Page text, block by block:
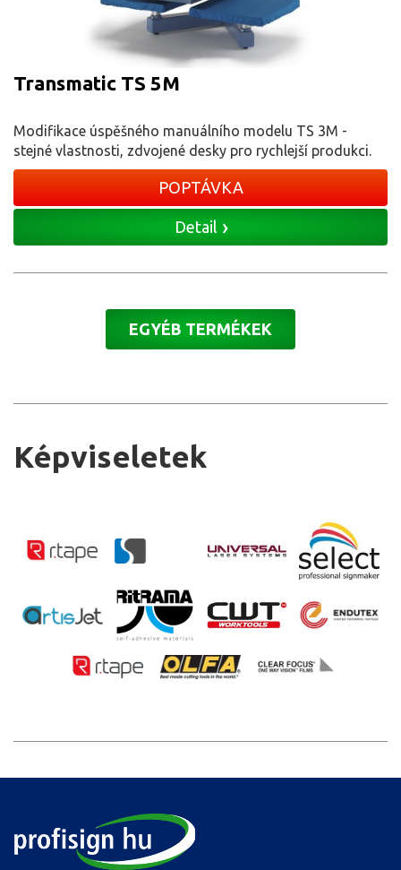
Transmatic TS 5M
Modifikace úspěšného manuálního modelu TS 3M -
stejné vlastnosti, zdvojené desky pro rychlejší produkci.
POPTÁVKA
Detail
EGYÉB TERMÉKEK
Képviseletek